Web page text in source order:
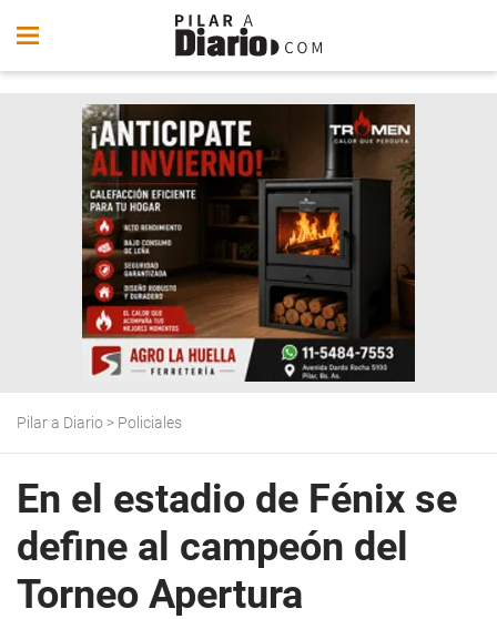
Pilar a Diario > Policiales
En el estadio de Fénix se
define al campeón del
Torneo Apertura